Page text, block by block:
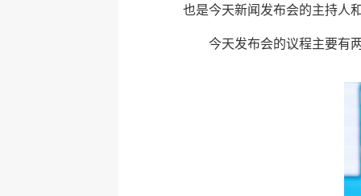
也是今天新闻发布会的主持人
今天发布会的议程主要有